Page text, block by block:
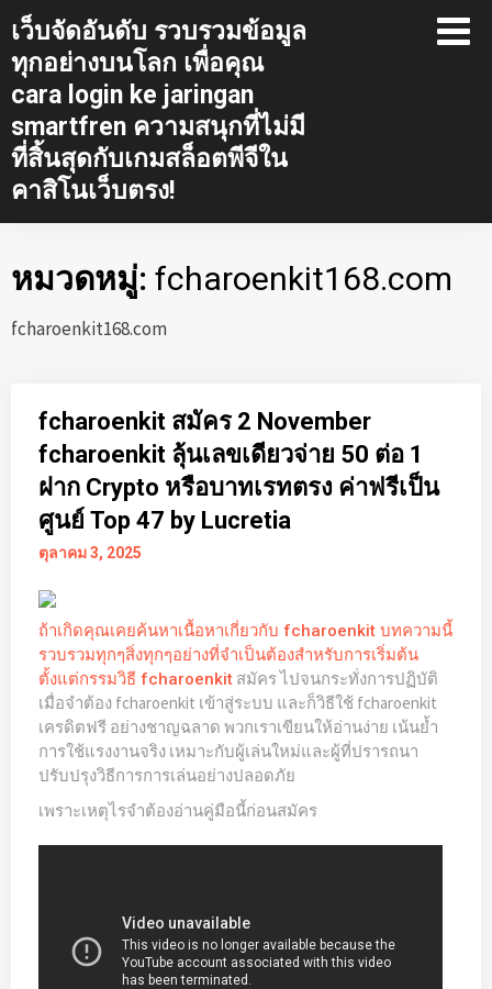
Skip
to
content
เว็บจัดอันดับ รวบรวมข้อมูล
ทุกอย่างบนโลก เพื่อคุณ
cara login ke jaringan
smartfren ความสนุกที่ไม่มี
ที่สิ้นสุดกับเกมสล็อตพีจีใน
คาสิโนเว็บตรง!
หมวดหมู่: fcharoenkit168.com
fcharoenkit168.com
fcharoenkit สมัคร 2 November
fcharoenkit ลุ้นเลขเดียวจ่าย 50 ต่อ 1
ฝาก Crypto หรือบาทเรทตรง ค่าฟรีเป็น
ศูนย์ Top 47 by Lucretia
ตุลาคม 3, 2025
ถ้าเกิดคุณเคยค้นหาเนื้อหาเกี่ยวกับ fcharoenkit บทความนี้
รวบรวมทุกๆสิ่งทุกๆอย่างที่จำเป็นต้องสำหรับการเริ่มต้น
ตั้งแต่กรรมวิธี fcharoenkit สมัคร ไปจนกระทั่งการปฏิบัติ
เมื่อจำต้อง fcharoenkit เข้าสู่ระบบ และก็วิธีใช้ fcharoenkit
เครดิตฟรี อย่างชาญฉลาด พวกเราเขียนให้อ่านง่าย เน้นย้ำ
การใช้แรงงานจริง เหมาะกับผู้เล่นใหม่และผู้ที่ปรารถนา
ปรับปรุงวิธีการการเล่นอย่างปลอดภัย
เพราะเหตุไรจำต้องอ่านคู่มือนี้ก่อนสมัคร